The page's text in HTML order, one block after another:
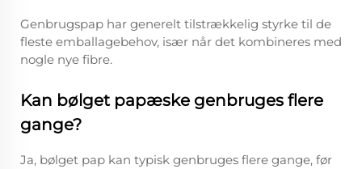
Genbrugspap har generelt tilstrækkelig styrke til de
fleste emballagebehov, især når det kombineres med
nogle nye fibre.
Kan bølget papæske genbruges flere
gange?
Ja, bølget pap kan typisk genbruges flere gange, før